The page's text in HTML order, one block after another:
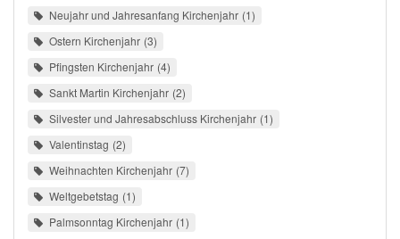
Neujahr und Jahresanfang Kirchenjahr 1
Ostern Kirchenjahr 3
Pfingsten Kirchenjahr 4
Sankt Martin Kirchenjahr 2
Silvester und Jahresabschluss Kirchenjahr 1
Valentinstag 2
Weihnachten Kirchenjahr 7
Weltgebetstag 1
Palmsonntag Kirchenjahr 1